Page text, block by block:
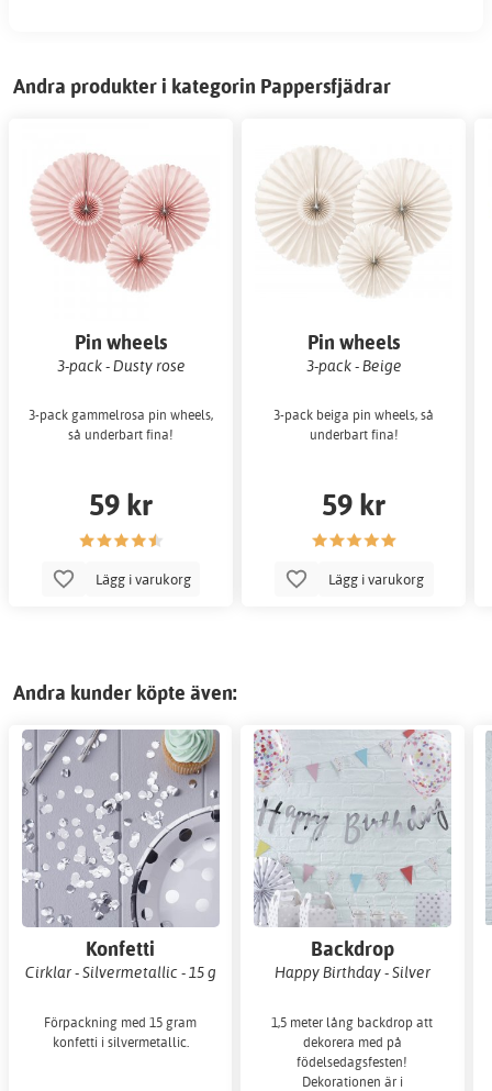
Andra produkter i kategorin Pappersfjädrar
Pin wheels
3-pack - Dusty rose
3-pack gammelrosa pin wheels,
så underbart fina!
59 kr
Lägg i varukorg
Pin wheels
3-pack - Beige
3-pack beiga pin wheels, så
underbart fina!
59 kr
Lägg i varukorg
Andra kunder köpte även:
Konfetti
Cirklar - Silvermetallic - 15 g
Förpackning med 15 gram
konfetti i silvermetallic.
Backdrop
Happy Birthday - Silver
1,5 meter lång backdrop att
dekorera med på
födelsedagsfesten!
Dekorationen är i